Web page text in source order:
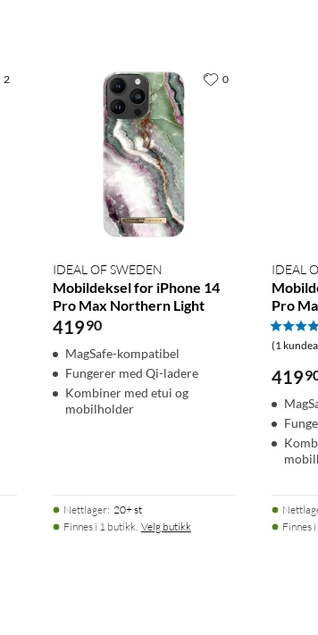
2
IDEAL OF SWEDEN
Mobildeksel for iPhone 14
Pro Max Northern Light
41990
MagSafe-kompatibel
Fungerer med Qi-ladere
Kombiner med etui og
mobilholder
Nettlager: 20+ st
Finnes i 1 butikk. Velg butikk
0
IDEAL
Pro
(1
419
Finnes